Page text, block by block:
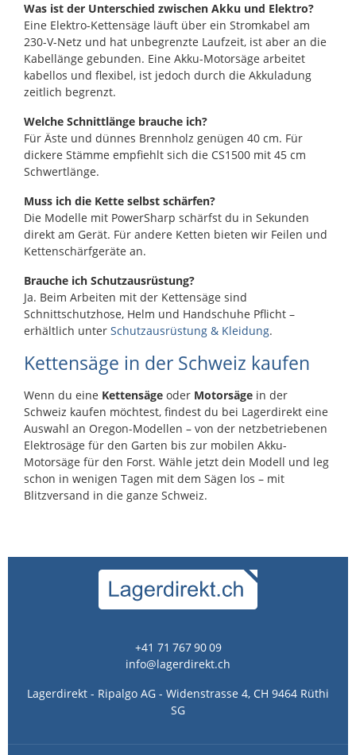
Was ist der Unterschied zwischen Akku und Elektro?
Eine Elektro-Kettensäge läuft über ein Stromkabel am
230-V-Netz und hat unbegrenzte Laufzeit, ist aber an die
Kabellänge gebunden. Eine Akku-Motorsäge arbeitet
kabellos und flexibel, ist jedoch durch die Akkuladung
zeitlich begrenzt.
Welche Schnittlänge brauche ich?
Für Äste und dünnes Brennholz genügen 40 cm. Für
dickere Stämme empfiehlt sich die CS1500 mit 45 cm
Schwertlänge.
Muss ich die Kette selbst schärfen?
Die Modelle mit PowerSharp schärfst du in Sekunden
direkt am Gerät. Für andere Ketten bieten wir Feilen und
Kettenschärfgeräte an.
Brauche ich Schutzausrüstung?
Ja. Beim Arbeiten mit der Kettensäge sind
Schnittschutzhose, Helm und Handschuhe Pflicht –
erhältlich unter Schutzausrüstung & Kleidung.
Kettensäge in der Schweiz kaufen
Wenn du eine Kettensäge oder Motorsäge in der
Schweiz kaufen möchtest, findest du bei Lagerdirekt eine
Auswahl an Oregon-Modellen – von der netzbetriebenen
Elektrosäge für den Garten bis zur mobilen Akku-
Motorsäge für den Forst. Wähle jetzt dein Modell und leg
schon in wenigen Tagen mit dem Sägen los – mit
Blitzversand in die ganze Schweiz.
+41 71 767 90 09
info@lagerdirekt.ch
Lagerdirekt - Ripalgo AG - Widenstrasse 4, CH 9464 Rüthi
SG